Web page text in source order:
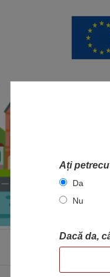
ACASA
Ați
Da
Nu
Dacă da,